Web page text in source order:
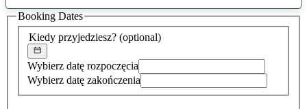
sugestia
została
znaleziona
Kiedy przyjedziesz? (optional)
Wybierz datę rozpoczęcia
Wybierz datę zakończenia
Booking Dates